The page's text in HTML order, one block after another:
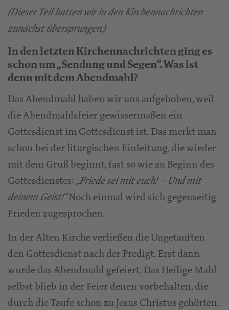
(Dieser Teil hatten wir in den Kirchennachrichten
zunächst übersprungen.)
In den letzten Kirchennachrichten ging es
schon um „Sendung und Segen“. Was ist
denn mit dem Abendmahl?
Das Abendmahl haben wir uns aufgehoben, weil
die Abendmahlsfeier gewissermaßen ein
Gottesdienst im Gottesdienst ist. Das merkt man
schon bei der liturgischen Einleitung, die wieder
mit dem Gruß beginnt, fast so wie zu Beginn des
Gottesdienstes:„Friede sei mit euch! – Und mit
deinem Geist!“Noch einmal wird sich gegenseitig
Frieden zugesprochen.
In der Alten Kirche verließen die Ungetauften
den Gottesdienst nach der Predigt. Erst dann
wurde das Abendmahl gefeiert. Das Heilige Mahl
selbst blieb in der Feier denen vorbehalten, die
durch die Taufe schon zu Jesus Christus gehörten.